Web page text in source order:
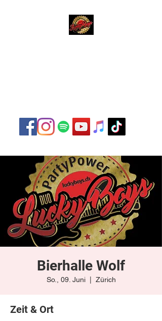
Bierhalle Wolf
So., 09. Juni
  |
Zürich
Zeit & Ort